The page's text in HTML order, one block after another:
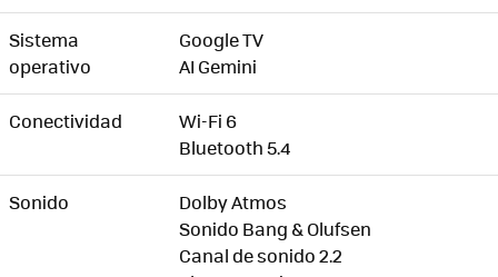
Sistema
operativo
Google TV
AI Gemini
Conectividad
Wi-Fi 6
Bluetooth 5.4
Sonido
Dolby Atmos
Sonido Bang & Olufsen
Canal de sonido 2.2